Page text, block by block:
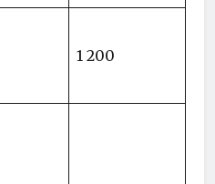
1 200